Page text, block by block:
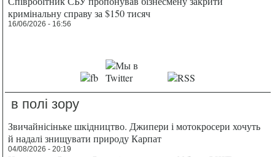
кримінальну справу за $150 тисяч
16/06/2026 - 16:56
в полі зору
Звичайнісіньке шкідництво. Джипери і мотокросери хочуть
й надалі знищувати природу Карпат
04/08/2026 - 20:19